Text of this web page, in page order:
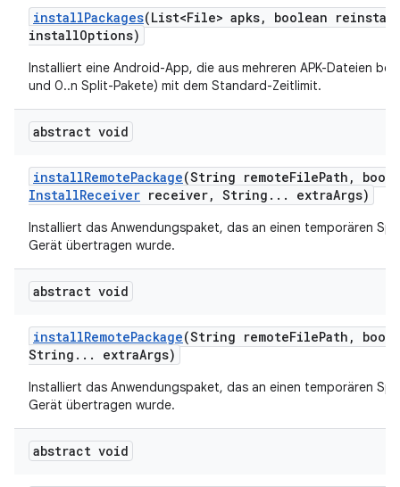
installPackages(List<File> apks,
boolean reinstall
installOptions)
Installiert eine Android-App, die aus mehreren APK-Dateien
und 0..n Split-Pakete) mit dem Standard-Zeitlimit.
abstract void
installRemotePackage(String remoteFilePath ,
InstallReceiver receiver, String . . . extraArgs)
Installiert das Anwendungspaket, das an einen temporären
Gerät übertragen wurde.
abstract void
installRemotePackage(String remoteFilePath ,
String . . . extraArgs)
Installiert das Anwendungspaket, das an einen temporären
Gerät übertragen wurde.
abstract void